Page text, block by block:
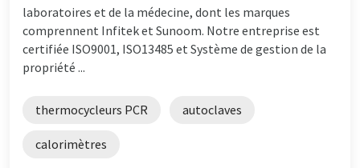
laboratoires et de la médecine, dont les marques
comprennent Infitek et Sunoom. Notre entreprise est
certifiée ISO9001, ISO13485 et Système de gestion de la
propriété ...
thermocycleurs PCR autoclaves
calorimètres